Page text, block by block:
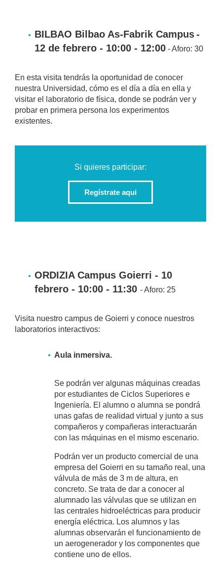
BILBAO Bilbao As-Fabrik Campus-
12 de febrero - 10:00 - 12:00 - Aforo: 30
En esta visita tendrás la oportunidad de conocer
nuestra Universidad, cómo es el día a día en ella y
visitar el laboratorio de física, donde se podrán ver y
probar en primera persona los experimentos
existentes.
Si quieres participar:
Regístrate aqui
ORDIZIA Campus Goierri - 10
febrero - 10:00 - 11:30 - Aforo: 25
Visita nuestro campus de Goierri y conoce nuestros
laboratorios interactivos:
Aula inmersiva.
Se podrán ver algunas máquinas creadas
por estudiantes de Ciclos Superiores e
Ingeniería. El alumno o alumna se pondrá
unas gafas de realidad virtual y junto a sus
compañeros y compañeras interactuarán
con las máquinas en el mismo escenario.
Podrán ver un producto comercial de una
empresa del Goierri en su tamaño real, una
válvula de más de 3 m de altura, en
concreto. Se trata de dar a conocer al
alumnado las válvulas que se utilizan en
las centrales hidroeléctricas para producir
energía eléctrica. Los alumnos y las
alumnas observarán el funcionamiento de
un aerogenerador y los componentes que
contiene uno de ellos.